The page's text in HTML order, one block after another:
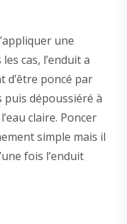
une
cas, l’enduit a
d’être poncé par
dépoussiéré à
claire. Poncer
simple mais il
fois l’enduit